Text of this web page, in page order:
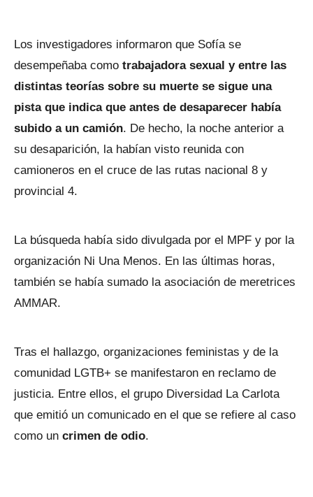
Los investigadores informaron que Sofía se
desempeñaba como trabajadora sexual y entre las
distintas teorías sobre su muerte se sigue una
pista que indica que antes de desaparecer había
subido a un camión. De hecho, la noche anterior a
su desaparición, la habían visto reunida con
camioneros en el cruce de las rutas nacional 8 y
provincial 4.
La búsqueda había sido divulgada por el MPF y por la
organización Ni Una Menos. En las últimas horas,
también se había sumado la asociación de meretrices
AMMAR.
Tras el hallazgo, organizaciones feministas y de la
comunidad LGTB+ se manifestaron en reclamo de
justicia. Entre ellos, el grupo Diversidad La Carlota
que emitió un comunicado en el que se refiere al caso
como un crimen de odio.